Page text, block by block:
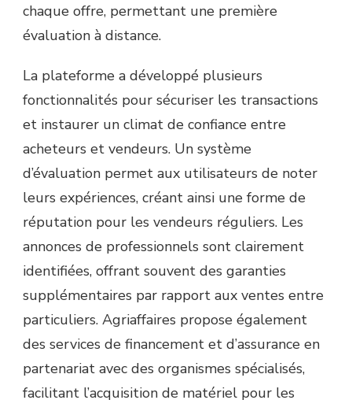
chaque offre, permettant une première
évaluation à distance.
La plateforme a développé plusieurs
fonctionnalités pour sécuriser les transactions
et instaurer un climat de confiance entre
acheteurs et vendeurs. Un système
d’évaluation permet aux utilisateurs de noter
leurs expériences, créant ainsi une forme de
réputation pour les vendeurs réguliers. Les
annonces de professionnels sont clairement
identifiées, offrant souvent des garanties
supplémentaires par rapport aux ventes entre
particuliers. Agriaffaires propose également
des services de financement et d’assurance en
partenariat avec des organismes spécialisés,
facilitant l’acquisition de matériel pour les